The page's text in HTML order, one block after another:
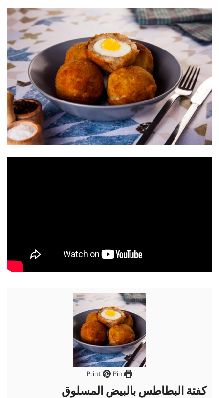
Pin
كفتة البطاطس بالبيض المسلوق